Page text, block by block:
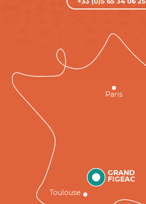
GRAND
FIGEAC
Toulouse
Paris